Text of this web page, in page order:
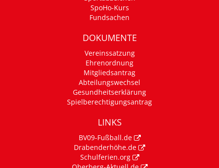
SpoHo-Kurs
Fundsachen
DOKUMENTE
Vereinssatzung
Ehrenordnung
Mitgliedsantrag
Abteilungswechsel
Gesundheitserklärung
Spielberechtigungsantrag
LINKS
BV09-Fußball.de
Drabenderhöhe.de
Schulferien.org